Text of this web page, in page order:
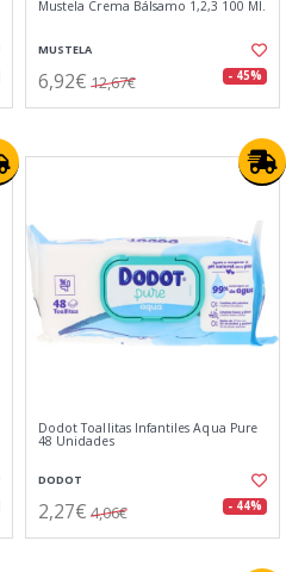
Mustela Crema Bálsamo 1,2,3 100 Ml.
MUSTELA
6,92€ 12,67€ - 45%
Dodot Toallitas Infantiles Aqua Pure
48 Unidades
DODOT
2,27€ 4,06€ - 44%